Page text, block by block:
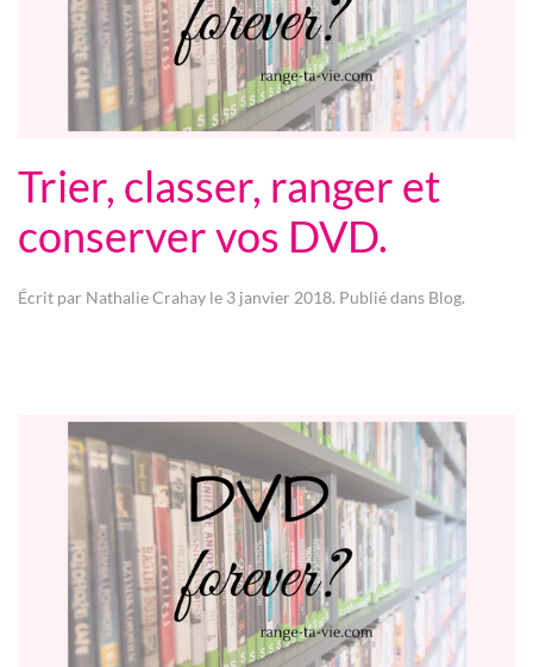
Trier, classer, ranger et
conserver vos DVD.
Écrit par Nathalie Crahay le 3 janvier 2018. Publié dans Blog.